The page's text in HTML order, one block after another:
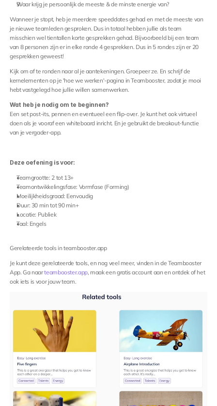
Waar krijg je persoonlijk de meeste & de minste energie van?
Wanneer je stopt, heb je meerdere speeddates gehad en met de meeste van
je nieuwe teamleden gesproken. Dus in totaal hebben jullie als team
misschien wel tientallen korte gesprekken gehad. Bijvoorbeeld bij een team
van 8 personen zijn er in elke ronde 4 gesprekken. Dus in 5 rondes zijn er 20
gesprekken geweest!
Kijk om af te ronden naar al je aantekeningen. Groepeer ze. En schrijf de
kernelementen op je 'hoe we werken'-pagina in Teambooster, zodat je mooi
hebt vastgelegd hoe jullie willen samenwerken.
Wat heb je nodig om te beginnen?
Een set post-its, pennen en eventueel een flip-over. Je kunt het ook virtueel
doen als je vooraf een whiteboard inricht. En je gebruikt de breakout-functie
van je vergader-app.
Deze oefening is voor:
Teamgrootte: 2 tot 13+
Teamontwikkelingsfase: Vormfase (Forming)
Moeilijkheidsgraad: Eenvoudig
Duur: 30 min tot 90 min+
Locatie: Publiek
Taal: Engels
Gerelateerde tools in teambooster.app
Je kunt deze gerelateerde tools, en nog veel meer, vinden in de Teambooster
App. Ga naar teambooster.app, maak een gratis account aan en ontdek of het
ook iets is voor jouw team.